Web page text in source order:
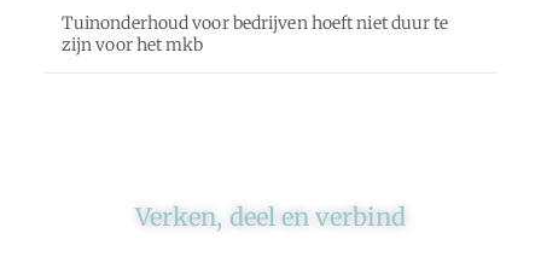
Tuinonderhoud voor bedrijven hoeft niet duur te
zijn voor het mkb
Verken, deel en verbind